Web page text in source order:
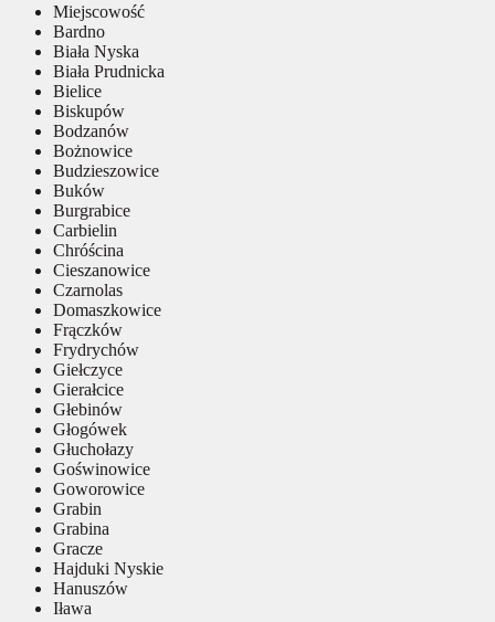
Miejscowość
Bardno
Biała Nyska
Biała Prudnicka
Bielice
Biskupów
Bodzanów
Bożnowice
Budzieszowice
Buków
Burgrabice
Carbielin
Chróścina
Cieszanowice
Czarnolas
Domaszkowice
Frączków
Frydrychów
Giełczyce
Gierałcice
Głebinów
Głogówek
Głuchołazy
Goświnowice
Goworowice
Grabin
Grabina
Gracze
Hajduki Nyskie
Hanuszów
Iława